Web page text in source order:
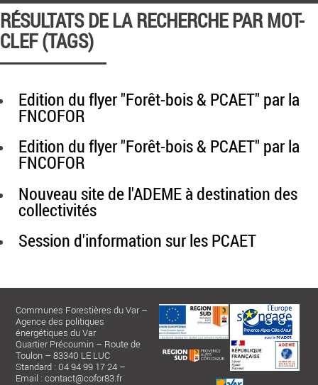
RÉSULTATS DE LA RECHERCHE PAR MOT-
CLEF (TAGS)
Edition du flyer "Forêt-bois & PCAET" par la
FNCOFOR
Edition du flyer "Forêt-bois & PCAET" par la
FNCOFOR
Nouveau site de l'ADEME à destination des
collectivités
Session d'information sur les PCAET
Communes Forestières du Var –
Agence des politiques
énergétiques du Var
Quartier Précoumin – Route de
Toulon – 83340 LE LUC
Standard : 04 94 99 17 24 –
Email :contact@cofor83.fr